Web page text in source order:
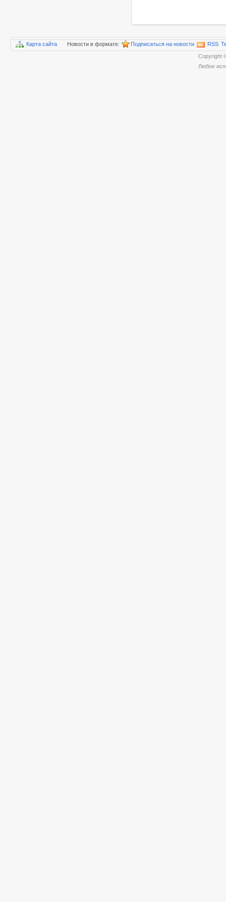
Карта сайта Новости в формате: Подписаться на новости RSS
Любое